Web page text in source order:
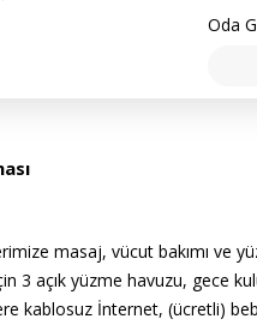
Oda
masaj, vücut bakımı ve
3 açık yüzme havuzu, gece
kablosuz İnternet, (ücretli)